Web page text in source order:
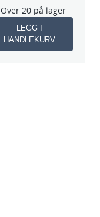
Over 20 på lager
LEGG I
HANDLEKURV